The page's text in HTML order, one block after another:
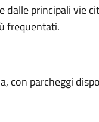
dalle principali vie
frequentati.
con parcheggi